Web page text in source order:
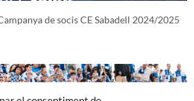
de socis CE Sabadell 2024/2025